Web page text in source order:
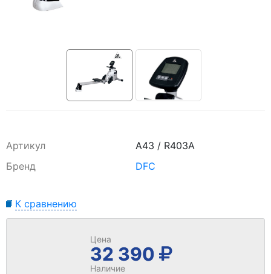
Артикул
A43 / R403A
Бренд
DFC
К сравнению
Цена
32 390
Наличие